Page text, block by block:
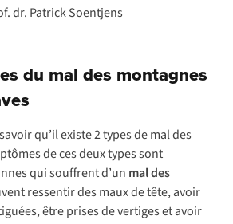
dr. Patrick Soentjens
du mal des montagnes
qu’il existe 2 types de mal des
de ces deux types sont
qui souffrent d’un mal des
ressentir des maux de tête, avoir
être prises de vertiges et avoir